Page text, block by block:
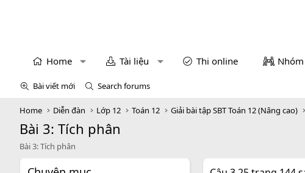
Home Tài liệu Thi online Nhóm
Bài viết mới Search forums
Home Diễn đàn Lớp 12 Toán 12 Giải bài tập SBT Toán 12 (Nâng cao)
Bài 3: Tích phân
Bài 3: Tích phân